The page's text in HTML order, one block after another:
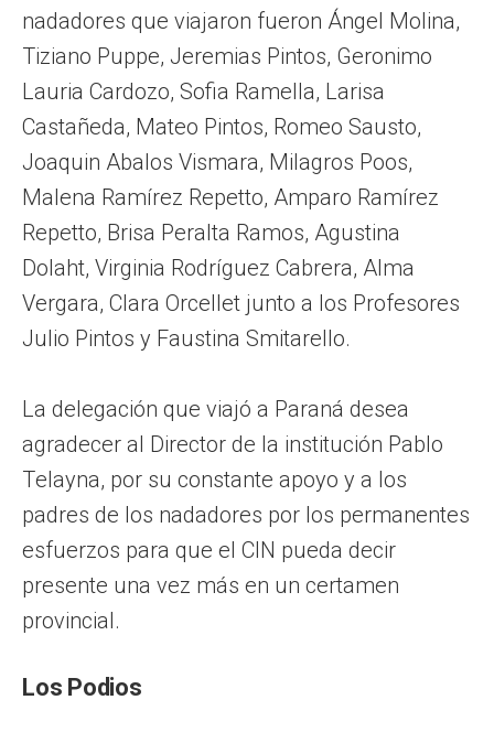
nadadores que viajaron fueron Ángel Molina,
Tiziano Puppe, Jeremias Pintos, Geronimo
Lauria Cardozo, Sofia Ramella, Larisa
Castañeda, Mateo Pintos, Romeo Sausto,
Joaquin Abalos Vismara, Milagros Poos,
Malena Ramírez Repetto, Amparo Ramírez
Repetto, Brisa Peralta Ramos, Agustina
Dolaht, Virginia Rodríguez Cabrera, Alma
Vergara, Clara Orcellet junto a los Profesores
Julio Pintos y Faustina Smitarello.
La delegación que viajó a Paraná desea
agradecer al Director de la institución Pablo
Telayna, por su constante apoyo y a los
padres de los nadadores por los permanentes
esfuerzos para que el CIN pueda decir
presente una vez más en un certamen
provincial.
Los Podios